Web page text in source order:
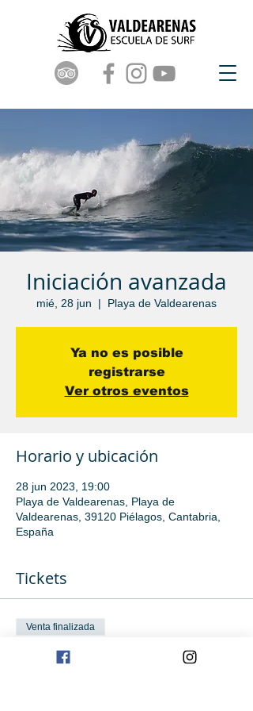
Iniciación avanzada
mié, 28 jun
  |
Playa de Valdearenas
Ya no es posible
registrarse
Ver otros eventos
Horario y ubicación
28 jun 2023, 19:00
Playa de Valdearenas, Playa de
Valdearenas, 39120 Piélagos, Cantabria,
España
Tickets
Venta finalizada
Tipo de entrada